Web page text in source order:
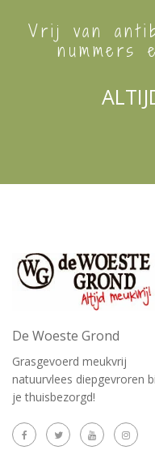
Vrij van
nummers
De Woeste Grond
Grasgevoerd meukvrij
natuurvlees diepgevroren
je thuisbezorgd!